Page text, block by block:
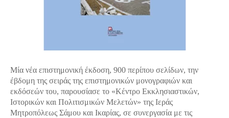
Μία νέα επιστημονική έκδοση, 900 περίπου σελίδων, την
έβδομη της σειράς της επιστημονικών μονογραφιών και
εκδόσεών του, παρουσίασε το «Κέντρο Εκκλησιαστικών,
Ιστορικών και Πολιτισμικών Μελετών» της Ιεράς
Μητροπόλεως Σάμου και Ικαρίας, σε συνεργασία με τις